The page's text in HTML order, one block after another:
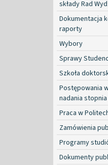
składy Rad
Dokumentacja
raporty
Wybory
Sprawy
Szkoła
Postępowania
nadania
Praca w
Zamówienia
Programy
Dokumenty